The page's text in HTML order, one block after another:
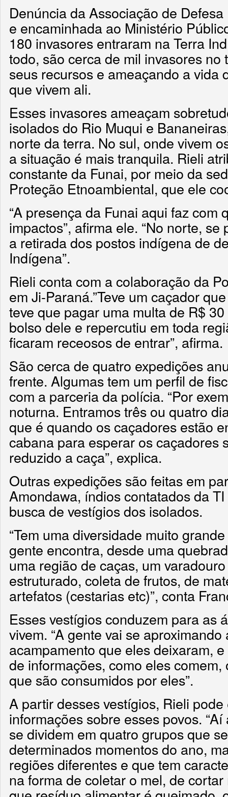
Denúncia da Associação de
e encaminhada ao Ministério
180 invasores entraram na Terra
todo, são cerca de mil invasores
seus recursos e ameaçando a vida
que vivem ali.
Esses invasores ameaçam
isolados do Rio Muqui e
norte da terra. No sul, onde vivem
a situação é mais tranquila. Rieli
constante da Funai, por meio da
Proteção Etnoambiental, que ele
“A presença da Funai aqui faz com
impactos”, afirma ele. “No norte,
a retirada dos postos indígena de
Indígena”.
Rieli conta com a colaboração da
em Ji-Paraná.”Teve um caçador
teve que pagar uma multa de R$
bolso dele e repercutiu em toda
ficaram receosos de entrar”, afirma.
São cerca de quatro expedições
frente. Algumas tem um perfil de
com a parceria da polícia. “Por
noturna. Entramos três ou quatro
que é quando os caçadores estão
cabana para esperar os caçadores
reduzido a caça”, explica.
Outras expedições são feitas em
Amondawa, índios contatados da
busca de vestígios dos isolados.
“Tem uma diversidade muito
gente encontra, desde uma
uma região de caças, um
estruturado, coleta de frutos, de
artefatos (cestarias etc)”, conta
Esses vestígios conduzem para as
vivem. “A gente vai se
acampamento que eles deixaram,
de informações, como eles
que são consumidos por eles”.
A partir desses vestígios, Rieli
informações sobre esses povos.
se dividem em quatro grupos que
determinados momentos do ano,
regiões diferentes e que tem
na forma de coletar o mel, de